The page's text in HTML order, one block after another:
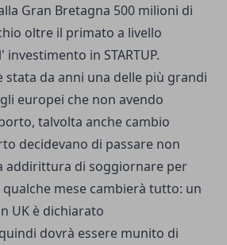
Gran Bretagna 500 milioni di
oltre il primato a livello
in STARTUP.
stata da anni una delle più grandi
europei che non avendo
talvolta anche cambio
decidevano di passare non
addirittura di soggiornare per
mese cambierà tutto: un
UK è dichiarato
dovrà essere munito di